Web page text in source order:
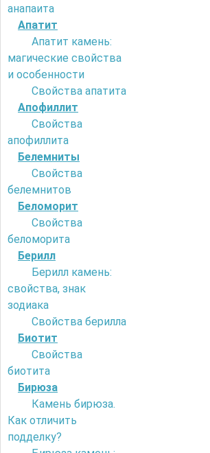
анапаита
Апатит
Апатит камень:
магические свойства
и особенности
Свойства апатита
Апофиллит
Свойства
апофиллита
Белемниты
Свойства
белемнитов
Беломорит
Свойства
беломорита
Берилл
Берилл камень:
свойства, знак
зодиака
Свойства берилла
Биотит
Свойства
биотита
Бирюза
Камень бирюза.
Как отличить
подделку?